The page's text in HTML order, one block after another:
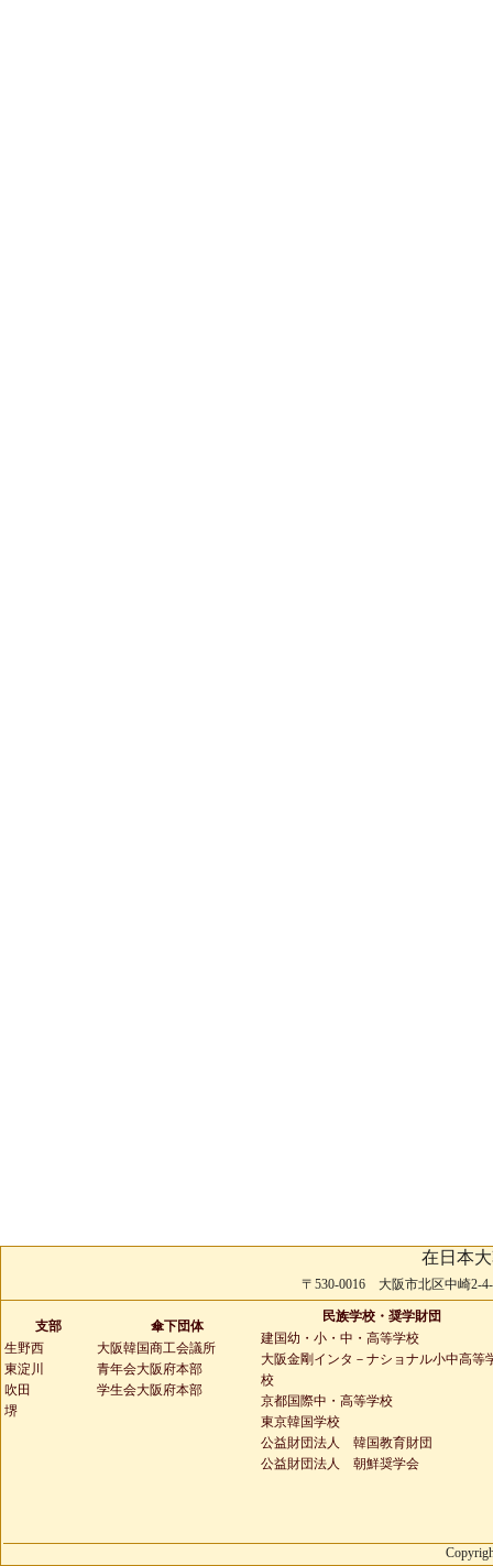
在日本
〒530-0016 大阪市北区中崎2-
支部
生野西
東淀川
吹田
堺
傘下団体
大阪韓国商工会議所
青年会大阪府本部
学生会大阪府本部
民族学校・奨学財団
建国幼・小・中・高等学校
大阪金剛インタ－ナショナル小中高等
校
京都国際中・高等学校
東京韓国学校
公益財団法人 韓国教育財団
公益財団法人 朝鮮奨学会